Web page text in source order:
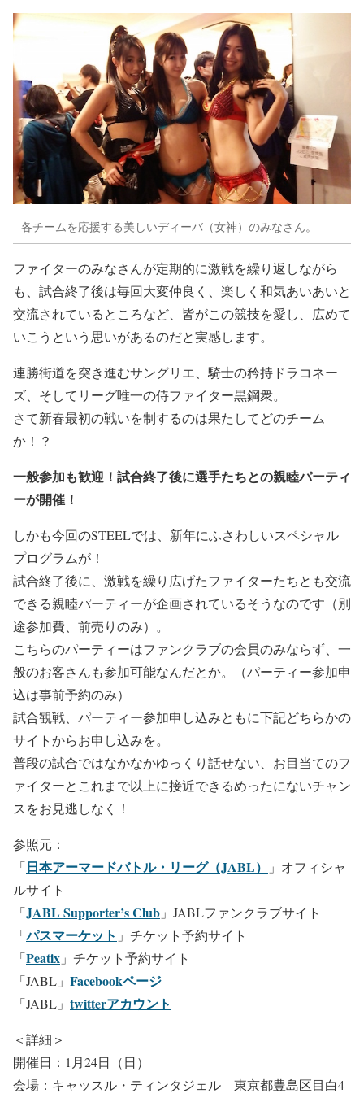
各チームを応援する美しいディーバ（女神）のみなさん。
ファイターのみなさんが定期的に激戦を繰り返しながら
も、試合終了後は毎回大変仲良く、楽しく和気あいあいと
交流されているところなど、皆がこの競技を愛し、広めて
いこうという思いがあるのだと実感します。
連勝街道を突き進むサングリエ、騎士の矜持ドラコネー
ズ、そしてリーグ唯一の侍ファイター黒鋼衆。
さて新春最初の戦いを制するのは果たしてどのチーム
か！？
一般参加も歓迎！試合終了後に選手たちとの親睦パーティ
ーが開催！
しかも今回のSTEELでは、新年にふさわしいスペシャル
プログラムが！
試合終了後に、激戦を繰り広げたファイターたちとも交流
できる親睦パーティーが企画されているそうなのです（別
途参加費、前売りのみ）。
こちらのパーティーはファンクラブの会員のみならず、一
般のお客さんも参加可能なんだとか。（パーティー参加申
込は事前予約のみ）
試合観戦、パーティー参加申し込みともに下記どちらかの
サイトからお申し込みを。
普段の試合ではなかなかゆっくり話せない、お目当てのフ
ァイターとこれまで以上に接近できるめったにないチャン
スをお見逃しなく！
参照元：
「日本アーマードバトル・リーグ（JABL）
」オフィシャ
ルサイト
「JABL Supporter’s Club 」JABLファンクラブサイト
「パスマーケット 」チケット予約サイト
「Peatix 」チケット予約サイト
「JABL」 Facebookページ
「JABL」 twitterアカウント
＜詳細＞
開催日：1月24日（日）
会場：キャッスル・ティンタジェル 東京都豊島区目白4